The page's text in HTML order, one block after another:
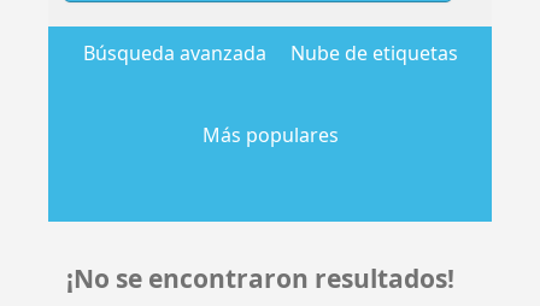
Búsqueda avanzada Nube de etiquetas
Más populares
¡No se encontraron resultados!